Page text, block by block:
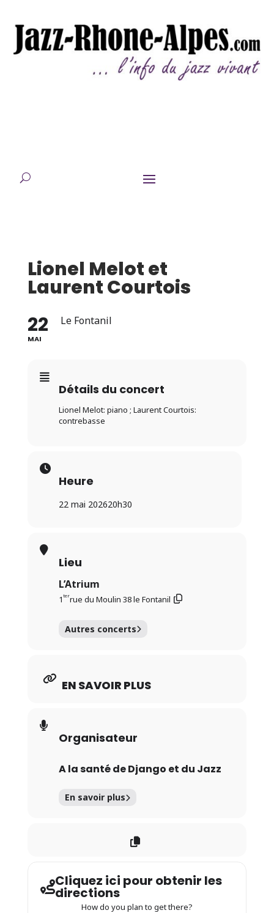
Lionel Melot et
Laurent Courtois
22
MAI
Le Fontanil
Détails du concert
Lionel Melot: piano ; Laurent Courtois:
contrebasse
Heure
22 mai 202620h30
Lieu
L’Atrium
1 terrue du Moulin 38 le Fontanil
Autres concerts
EN SAVOIR PLUS
Organisateur
A la santé de Django et du Jazz
En savoir plus
Cliquez ici pour obtenir les
directions
How do you plan to get there?